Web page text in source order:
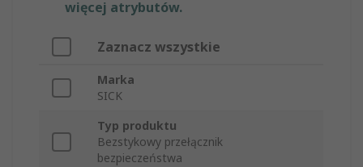
więcej atrybutów.
Zaznacz wszystkie
Marka
SICK
Typ produktu
Bezstykowy przełącznik
bezpieczeństwa